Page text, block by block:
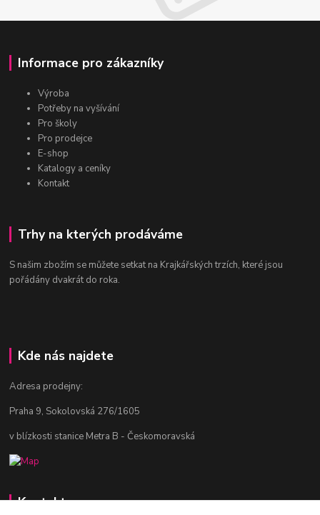
Informace pro zákazníky
Výroba
Potřeby na vyšívání
Pro školy
Pro prodejce
E-shop
Katalogy a ceníky
Kontakt
Trhy na kterých prodáváme
S našim zbožím se můžete setkat na Krajkářských trzích, které jsou
pořádány dvakrát do roka.
Kde nás najdete
Adresa prodejny:
Praha 9, Sokolovská 276/1605
v blízkosti stanice Metra B - Českomoravská
Kontakty